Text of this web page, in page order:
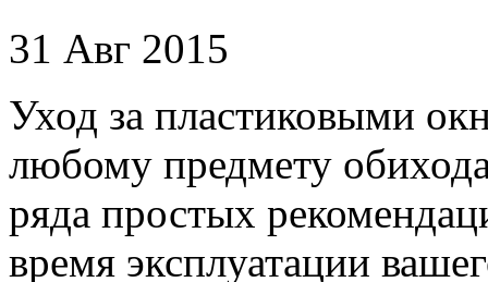
31 Авг 2015
Уход за пластиковыми
любому предмету
ряда простых
время эксплуатации